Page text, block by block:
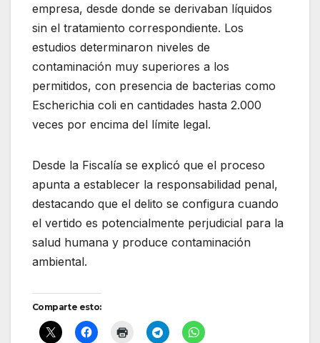
empresa, desde donde se derivaban líquidos
sin el tratamiento correspondiente. Los
estudios determinaron niveles de
contaminación muy superiores a los
permitidos, con presencia de bacterias como
Escherichia coli en cantidades hasta 2.000
veces por encima del límite legal.
Desde la Fiscalía se explicó que el proceso
apunta a establecer la responsabilidad penal,
destacando que el delito se configura cuando
el vertido es potencialmente perjudicial para la
salud humana y produce contaminación
ambiental.
Comparte esto: